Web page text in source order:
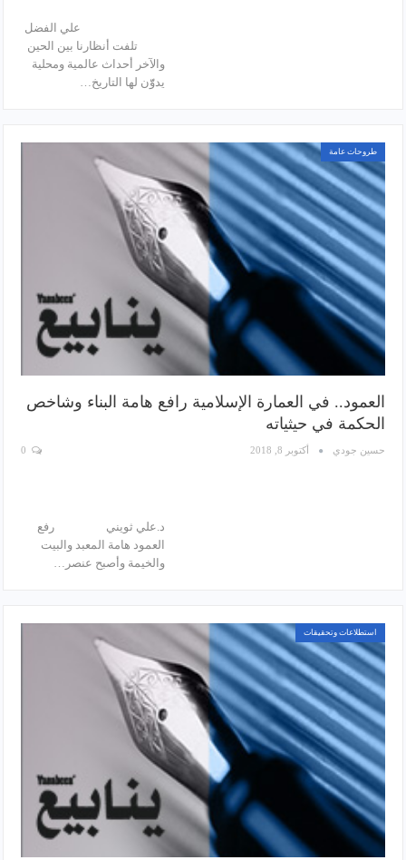
علي الفضل
تلفت أنظارنا بين الحين
والآخر أحداث عالمية ومحلية
يدوّّن لها التاريخ…
طروحات عامة
العمود.. في العمارة الإسلامية رافع هامة البناء وشاخص
الحكمة في حيثياته
حسين جودي أكتوبر 8, 2018
د.علي ثويني رفع
العمود هامة المعبد والبيت
والخيمة وأصبح عنصر…
استطلاعات وتحقيقات